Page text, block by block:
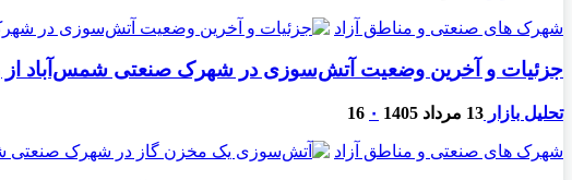
شهرک های صنعتی و مناطق آزاد
جزئیات و آخرین وضعیت آتش‌سوزی در شهرک صنعتی شمس‌آباد از
تحلیل بازار 13 مرداد 1405 ۰ 16
شهرک های صنعتی و مناطق آزاد